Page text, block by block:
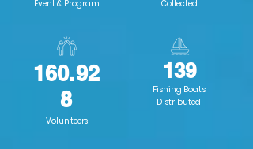
Event & Program
160.92
8
Volunteers
Collected
139
Fishing Boats
Distributed